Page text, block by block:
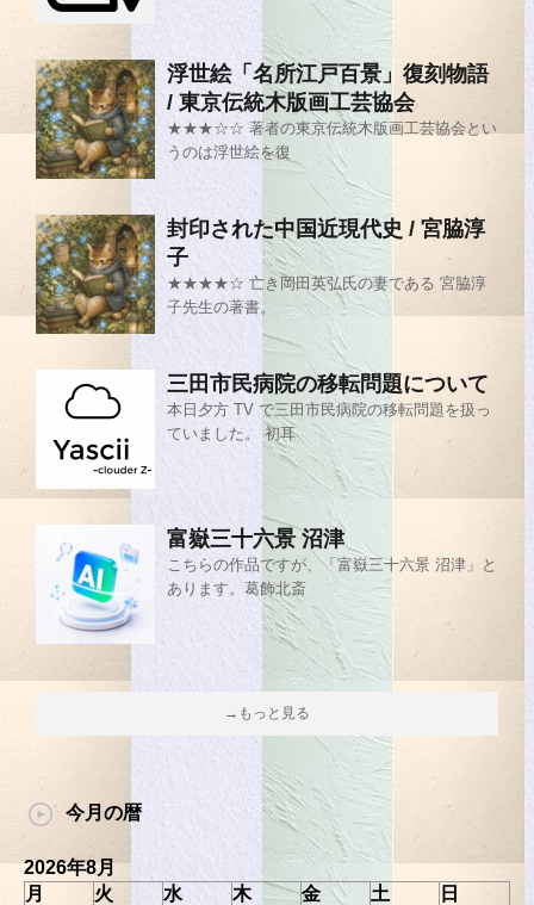
浮世絵「名所江戸百景」復刻物語
/ 東京伝統木版画工芸協会
★★★☆☆ 著者の東京伝統木版画工芸協会とい
うのは浮世絵を復
封印された中国近現代史 / 宮脇淳
子
★★★★☆ 亡き岡田英弘氏の妻である 宮脇淳
子先生の著書。
三田市民病院の移転問題について
本日夕方 TV で三田市民病院の移転問題を扱っ
ていました。 初耳
富嶽三十六景 沼津
こちらの作品ですが、「富嶽三十六景 沼津」と
あります。葛飾北斎
→もっと見る
今月の暦
2026年8月
月
火 水 木 金 土
日